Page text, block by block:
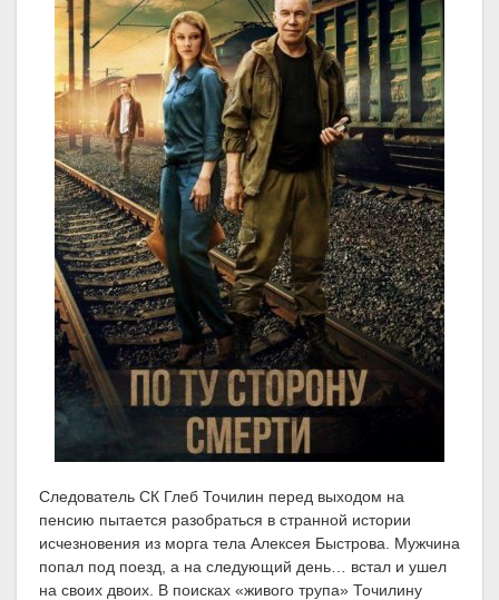
Следователь СК Глеб Точилин перед выходом на
пенсию пытается разобраться в странной истории
исчезновения из морга тела Алексея Быстрова. Мужчина
попал под поезд, а на следующий день… встал и ушел
на своих двоих. В поисках «живого трупа» Точилину